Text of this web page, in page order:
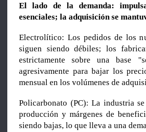
El lado de la demanda:
esenciales; la adquisición se
Electrolítico: Los pedidos de los
siguen siendo débiles; los
estrictamente sobre una base
agresivamente para bajar los
mensual en los volúmenes de
Policarbonato (PC): La industria
producción y márgenes de
siendo bajas, lo que lleva a una